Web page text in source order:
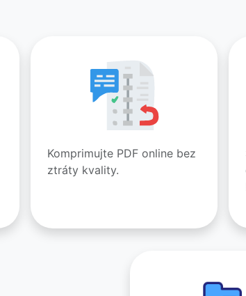
Komprimujte PDF online bez
ztráty kvality.